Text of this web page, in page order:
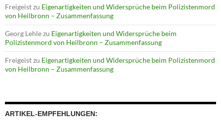
Freigeistzu Eigenartigkeiten und Widersprüche beim Polizistenmord
von Heilbronn – Zusammenfassung
Georg Lehlezu Eigenartigkeiten und Widersprüche beim
Polizistenmord von Heilbronn – Zusammenfassung
Freigeistzu Eigenartigkeiten und Widersprüche beim Polizistenmord
von Heilbronn – Zusammenfassung
ARTIKEL-EMPFEHLUNGEN: